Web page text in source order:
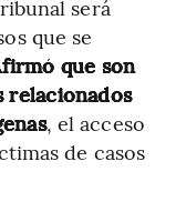
será
que se
que son
relacionados
, el acceso
de casos